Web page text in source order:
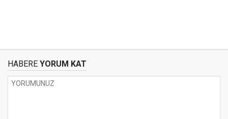
HABERE YORUM KAT